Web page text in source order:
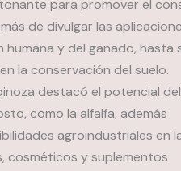
para promover el
de divulgar las
humana y del ganado, hasta
la conservación del suelo.
destacó el potencial
como la alfalfa, además
agroindustriales en
cosméticos y suplementos